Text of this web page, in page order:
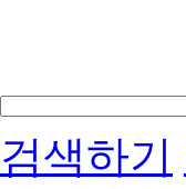
검색하기